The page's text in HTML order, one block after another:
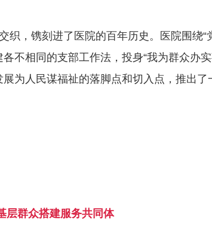
织，镌刻进了医院的百年历史。医院围绕“
不相同的支部工作法，投身“我为群众办
为人民谋福祉的落脚点和切入点，推出了
层群众搭建服务共同体